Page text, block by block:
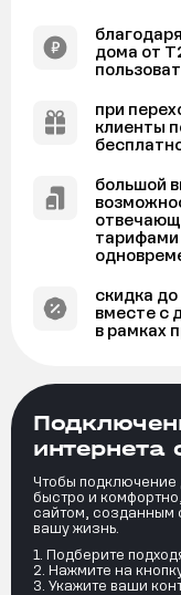
интернета
Чтобы подключение
быстро и
сайтом, созданным
вашу жизнь.
Подберите
Нажмите на
Укажите ваши
дома от
при
клиенты
большой
скидка до
вместе с
в рамках